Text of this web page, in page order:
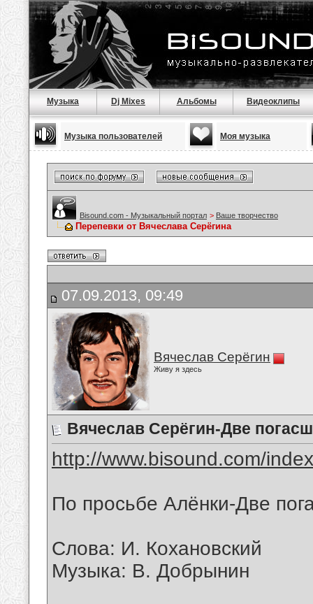
Музыка Dj Mixes Альбомы Видеоклипы
Музыка пользователей Моя музыка
Bisound.com - Музыкальный портал > Ваше творчество
Перепевки от Вячеслава Серёгина
07.09.2013, 09:49
Вячеслав Серёгин
Живу я здесь
Вячеслав Серёгин-Две
http://www.bisound.com/
По просьбе Алёнки-Две
Слова: И. Кохановский
Музыка: В. Добрынин